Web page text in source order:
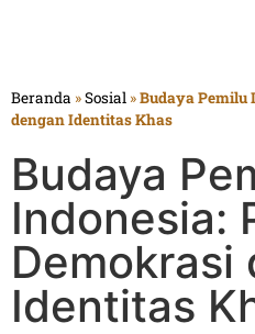
Beranda »Sosial »Budaya Pemilu
dengan Identitas Khas
Budaya
Indonesia:
Demokrasi
Identitas